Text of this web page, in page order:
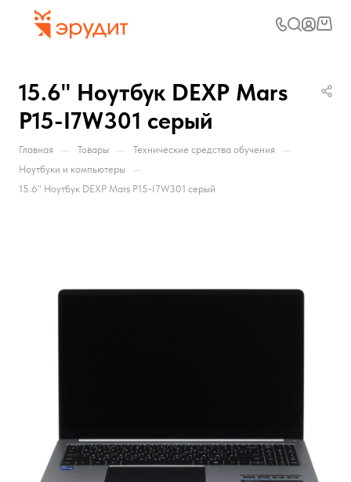
15.6" Ноутбук DEXP Mars
P15-I7W301 серый
Главная — Товары — Технические средства обучения —
Ноутбуки и компьютеры —
15.6" Ноутбук DEXP Mars P15-I7W301 серый